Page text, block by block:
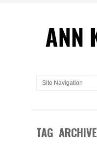
TAG ARCHIVE